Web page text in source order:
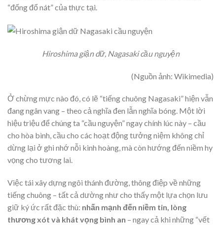
“đống đổ nát” của thực tại.
Hiroshima giận dữ, Nagasaki cầu nguyện
(Nguồn ảnh: Wikimedia)
Ở chừng mực nào đó, có lẽ “tiếng chuông Nagasaki” hiện vẫn
đang ngân vang – theo cả nghĩa đen lẫn nghĩa bóng. Một lời
hiệu triệu để chúng ta “cầu nguyện” ngay chính lúc này – cầu
cho hòa bình, cầu cho các hoạt động tưởng niệm không chỉ
dừng lại ở ghi nhớ nỗi kinh hoàng, mà còn hướng đến niềm hy
vọng cho tương lai.
Việc tái xây dựng ngôi thánh đường, thông điệp về những
tiếng chuông – tất cả dường như cho thấy một lựa chọn lưu
giữ ký ức rất đặc thù: nhấn mạnh đến niềm tin, lòng
thương xót và khát vọng bình an – ngay cả khi những “vết